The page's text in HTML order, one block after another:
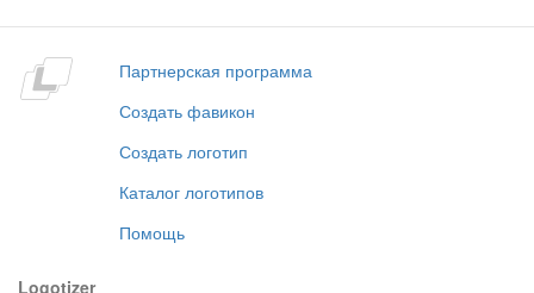
Партнерская программа
Создать фавикон
Создать логотип
Каталог логотипов
Помощь
Logotizer